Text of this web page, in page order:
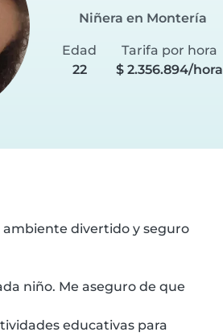
Niñera en Montería
Edad
22
Tarifa por hora
$ 2.356.894/hora
ambiente divertido y seguro